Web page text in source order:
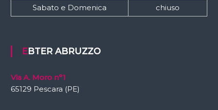
Sabato e Domenica
chiuso
EBTER ABRUZZO
Via A. Moro n°1
65129 Pescara (PE)